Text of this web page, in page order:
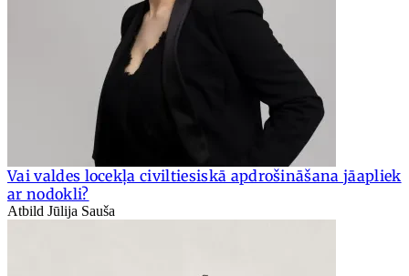
Vai valdes locekļa civiltiesiskā apdrošināšana jāapliek
ar nodokli?
Atbild Jūlija Sauša